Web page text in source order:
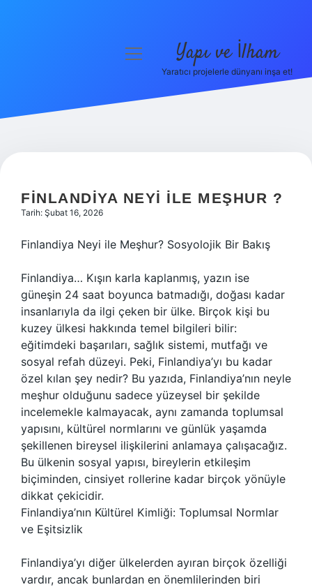
Hakkımızda
menüyü
Yapı ve İlham
Yaratıcı projelerle dünyanı inşa et!
FINLANDIYA NEYI ILE MEŞHUR ?
Tarih: Şubat 16, 2026
Finlandiya Neyi ile Meşhur? Sosyolojik Bir Bakış
Finlandiya… Kışın karla kaplanmış, yazın ise
güneşin 24 saat boyunca batmadığı, doğası kadar
insanlarıyla da ilgi çeken bir ülke. Birçok kişi bu
kuzey ülkesi hakkında temel bilgileri bilir:
eğitimdeki başarıları, sağlık sistemi, mutfağı ve
sosyal refah düzeyi. Peki, Finlandiya’yı bu kadar
özel kılan şey nedir? Bu yazıda, Finlandiya’nın neyle
meşhur olduğunu sadece yüzeysel bir şekilde
incelemekle kalmayacak, aynı zamanda toplumsal
yapısını, kültürel normlarını ve günlük yaşamda
şekillenen bireysel ilişkilerini anlamaya çalışacağız.
Bu ülkenin sosyal yapısı, bireylerin etkileşim
biçiminden, cinsiyet rollerine kadar birçok yönüyle
dikkat çekicidir.
Finlandiya’nın Kültürel Kimliği: Toplumsal Normlar
ve Eşitsizlik
Finlandiya’yı diğer ülkelerden ayıran birçok özelliği
vardır, ancak bunlardan en önemlilerinden biri